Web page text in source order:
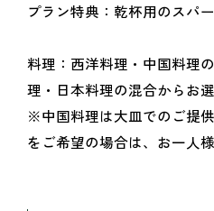
プラン特典：乾杯用のスパ
料理：西洋料理・中国料
理・日本料理の混合からお選
※中国料理は大皿でのご提
をご希望の場合は、お一人